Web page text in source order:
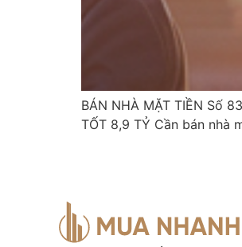
BÁN NHÀ MẶT TIỀN Số
TỐT 8,9 TỶ Cần bán nhà